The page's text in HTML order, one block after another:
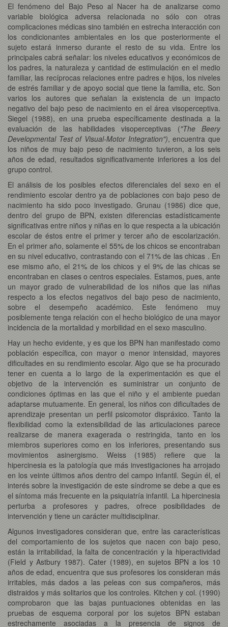
El fenómeno del Bajo Peso al Nacer ha de analizarse como
variable biológica adversa relacionada no sólo con otras
complicaciones médicas sino también en estrecha interacción con
los condicionantes ambientales en los que posteriormente el
sujeto estará inmerso durante el resto de su vida. Entre los
principales cabrá señalar: los niveles educativos y económicos de
los padres, la naturaleza y cantidad de estimulación en el medio
familiar, las recíprocas relaciones entre padres e hijos, los niveles
de estrés familiar y de apoyo social que tiene la familia, etc. Son
varios los autores que señalan la existencia de un impacto
negativo del bajo peso de nacimiento en el área visoperceptiva.
Siegel (1988), en una prueba específicamente destinada a la
evaluación de las habilidades visoperceptivas ("The Beery
Developmental Test of Visual-Motor Integration"), encuentra que
los niños de muy bajo peso de nacimiento tuvieron, a los seis
años de edad, resultados significativamente inferiores a los del
grupo control.
El análisis de los posibles efectos diferenciales del sexo en el
rendimiento escolar dentro ya de poblaciones con bajo peso de
nacimiento ha sido poco investigado. Grunau (1986) dice que,
dentro del grupo de BPN, existen diferencias estadísticamente
significativas entre niños y niñas en lo que respecta a la ubicación
escolar de éstos entre el primer y tercer año de escolarización.
En el primer año, solamente el 55% de los chicos se encontraban
en su nivel educativo, contrastando con el 71% de las chicas . En
ese mismo año, el 21% de los chicos y el 9% de las chicas se
encontraban en clases o centros especiales. Estamos, pues, ante
un mayor grado de vulnerabilidad de los niños que las niñas
respecto a los efectos negativos del bajo peso de nacimiento,
sobre el desempeño académico. Este fenómeno muy
posiblemente tenga relación con el hecho biológico de una mayor
incidencia de la mortalidad y morbilidad en el sexo masculino.
Hay un hecho evidente, y es que los BPN han manifestado como
población específica, con mayor o menor intensidad, mayores
dificultades en su rendimiento escolar. Algo que se ha procurado
tener en cuenta a lo largo de la experimentación es que el
objetivo de la intervención es suministrar un conjunto de
condiciones óptimas en las que el niño y el ambiente puedan
adaptarse mutuamente. En general, los niños con dificultades de
aprendizaje presentan un perfil psicomotor dispráxico. Tanto la
flexibilidad como la extensibilidad de las articulaciones parece
realizarse de manera exagerada o restringida, tanto en los
miembros superiores como en los inferiores, presentando sus
movimientos asinergismo. Weiss (1985) refiere que la
hipercinesia es la patología que más investigaciones ha arrojado
en los veinte últimos años dentro del campo infantil. Según él, el
interés sobre la investigación de este síndrome se debe a que es
el síntoma más frecuente en la psiquiatría infantil. La hipercinesia
perturba a profesores y padres, ofrece posibilidades de
intervención y tiene un carácter multidisciplinar.
Algunos investigadores consideran que, entre las características
del comportamiento de los sujetos que nacen con bajo peso,
están la irritabilidad, la falta de concentración y la hiperactividad
(Field y Astbury 1987). Cater (1989), en sujetos BPN a los 10
años de edad, encuentra que sus profesores los consideran más
irritables, más dados a las peleas con sus compañeros, más
distraidos y más solitarios que los controles. Kitchen y col. (1990)
comprobaron que las bajas puntuaciones obtenidas en las
pruebas de esquema corporal por los sujetos BPN estaban
estrechamente asociadas a la presencia de signos de